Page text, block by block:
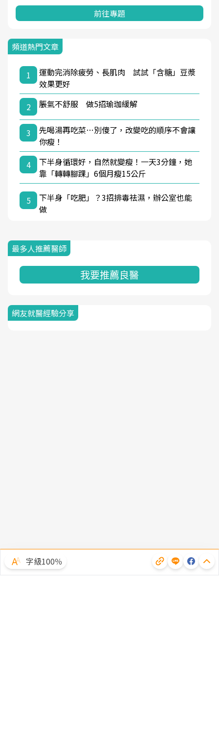
前往專題
頻道熱門文章
1
運動完消除疲勞、長肌肉 試試「含糖」豆漿
效果更好
2
脹氣不舒服 做5招瑜珈緩解
3
先喝湯再吃菜…別傻了，改變吃的順序不會讓
你瘦！
4
下半身循環好，自然就變瘦！一天3分鐘，她
靠「轉轉腳踝」6個月瘦15公斤
5
下半身「吃肥」？3招排毒祛濕，辦公室也能
做
最多人推薦醫師
我要推薦良醫
網友就醫經驗分享
字級100％